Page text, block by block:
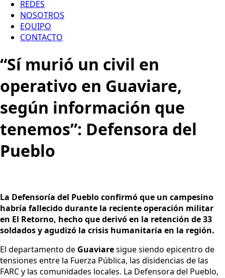
REDES
NOSOTROS
EQUIPO
CONTACTO
“Sí murió un civil en
operativo en Guaviare,
según información que
tenemos”: Defensora del
Pueblo
La Defensoría del Pueblo confirmó que un campesino
habría fallecido durante la reciente operación militar
en El Retorno, hecho que derivó en la retención de 33
soldados y agudizó la crisis humanitaria en la región.
El departamento de Guaviaresigue siendo epicentro de
tensiones entre la Fuerza Pública, las disidencias de las
FARC y las comunidades locales. La Defensora del Pueblo,